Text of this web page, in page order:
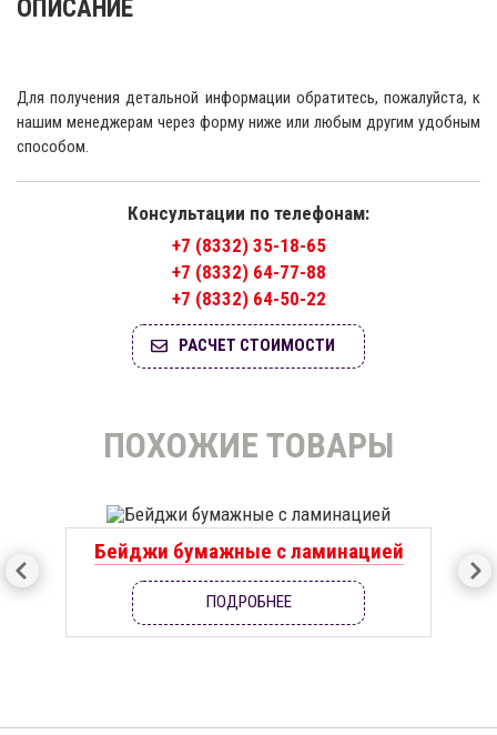
ОПИСАНИЕ
Для получения детальной информации обратитесь, пожалуйста, к
нашим менеджерам через форму ниже или любым другим удобным
способом.
Консультации по телефонам:
+7 (8332) 35-18-65
+7 (8332) 64-77-88
+7 (8332) 64-50-22
РАСЧЕТ СТОИМОСТИ
ПОХОЖИЕ ТОВАРЫ
Бейджи бумажные с ламинацией
ПОДРОБНЕЕ